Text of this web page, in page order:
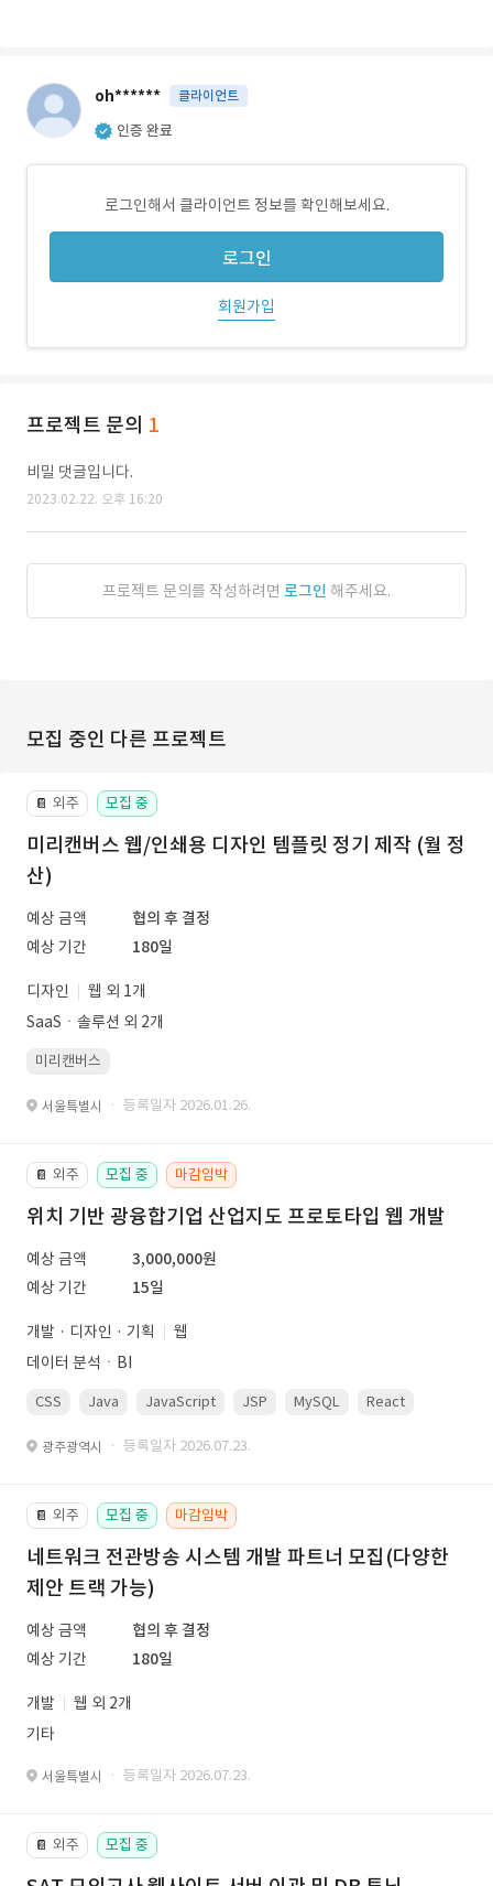
oh****** 클라이언트
인증 완료
로그인해서 클라이언트 정보를 확인해보세요.
로그인
회원가입
프로젝트 문의 1
비밀 댓글입니다.
2023.02.22. 오후 16:20
프로젝트 문의를 작성하려면 로그인 해주세요.
모집 중인 다른 프로젝트
📔 외주 모집 중
미리캔버스 웹/인쇄용 디자인 템플릿 정기 제작 (월 정
산)
예상 금액
협의 후 결정
예상 기간
180일
디자인
웹 외 1개
SaaSㆍ솔루션 외 2개
미리캔버스
서울특별시 · 등록일자 2026.01.26.
📔 외주 모집 중 마감임박
위치 기반 광융합기업 산업지도 프로토타입 웹 개발
예상 금액
3,000,000원
예상 기간
15일
개발 · 디자인 · 기획
웹
데이터 분석ㆍBI
CSS Java JavaScript JSP MySQL React
광주광역시 · 등록일자 2026.07.23.
📔 외주 모집 중 마감임박
네트워크 전관방송 시스템 개발 파트너 모집(다양한
제안 트랙 가능)
예상 금액
협의 후 결정
예상 기간
180일
개발
웹 외 2개
기타
서울특별시 · 등록일자 2026.07.23.
📔 외주 모집 중